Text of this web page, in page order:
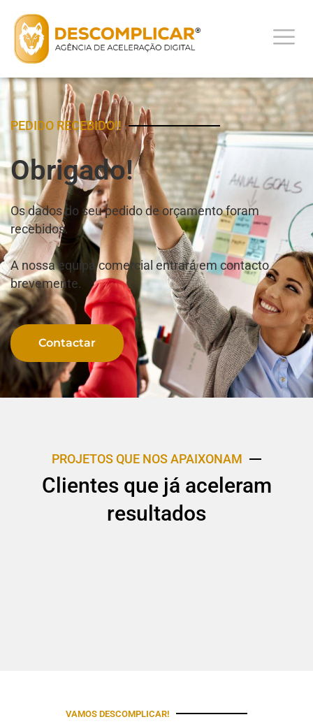
PEDIDO RECEBIDO!!
Obrigado!
Os dados do seu pedido de orçamento foram
recebidos.
A nossa equipa comercial entrará em contacto
brevemente.
Contactar
PROJETOS QUE NOS APAIXONAM
Clientes que já aceleram
resultados
VAMOS DESCOMPLICAR!